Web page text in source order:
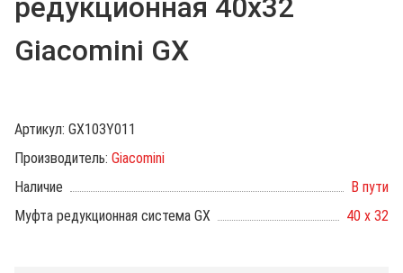
редукционная 40х32
Giacomini GX
Артикул: GX103Y011
Производитель: Giacomini
Наличие
В пути
Муфта редукционная система GX
40 x 32